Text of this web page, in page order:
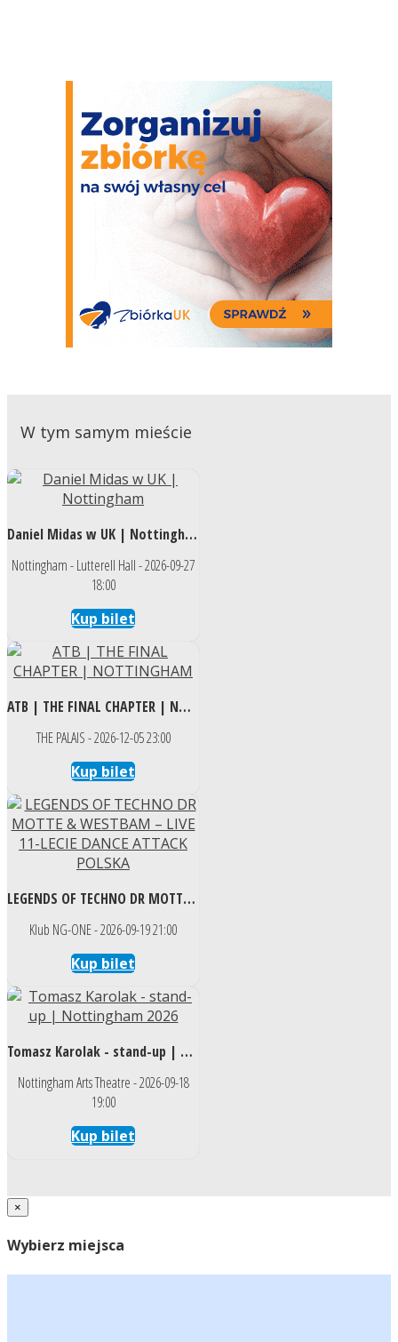
W tym samym mieście
Daniel Midas w UK | Nottingham
Nottingham - Lutterell Hall - 2026-09-27
18:00
Kup bilet
ATB | THE FINAL CHAPTER | NOTTINGHAM
THE PALAIS - 2026-12-05 23:00
Kup bilet
LEGENDS OF TECHNO DR MOTTE & WESTBAM – LIVE 11-LECIE DANCE ATTACK POLSKA
Klub NG-ONE - 2026-09-19 21:00
Kup bilet
Tomasz Karolak - stand-up | Nottingham 2026
Nottingham Arts Theatre - 2026-09-18
19:00
Kup bilet
×
Wybierz miejsca